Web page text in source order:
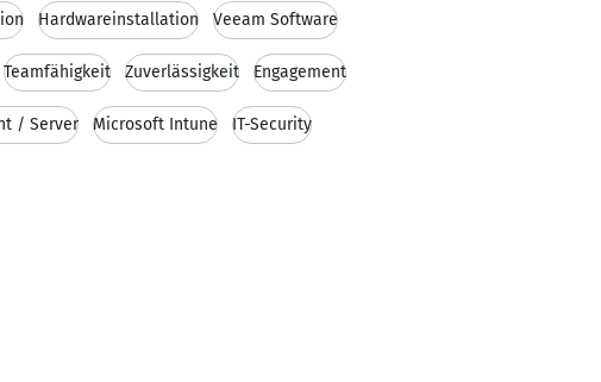
Hardwareinstallation Veeam Software
Teamfähigkeit Zuverlässigkeit Engagement
/ Server Microsoft Intune IT-Security